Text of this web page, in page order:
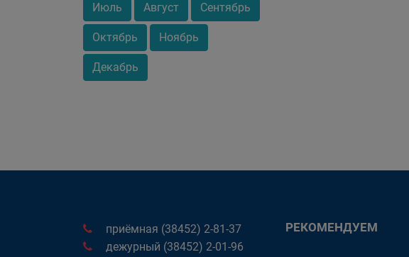
Июль Август Сентябрь
Октябрь Ноябрь
Декабрь
приёмная (38452) 2-81-37
дежурный (38452) 2-01-96
РЕКОМЕНДУЕМ